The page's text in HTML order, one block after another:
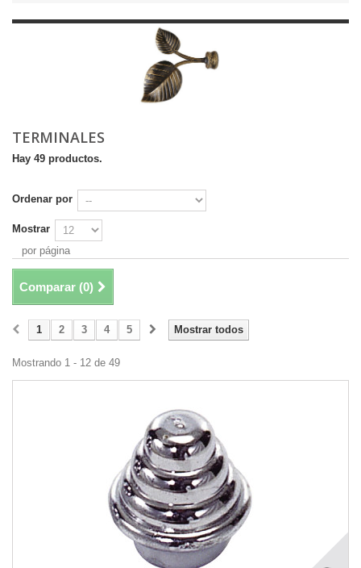
TERMINALES
Hay 49 productos.
Ordenar por
Mostrar
por página
Comparar (0)
Mostrar todos
1 2 3 4 5
Mostrando 1 - 12 de 49